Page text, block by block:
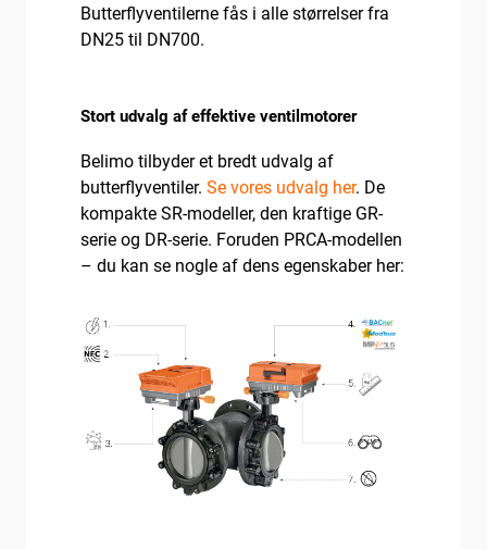
Butterflyventilerne fås i alle størrelser fra
DN25 til DN700.
Stort udvalg af effektive ventilmotorer
Belimo tilbyder et bredt udvalg af
butterflyventiler. Se vores udvalg her. De
kompakte SR-modeller, den kraftige GR-
serie og DR-serie. Foruden PRCA-modellen
– du kan se nogle af dens egenskaber her: